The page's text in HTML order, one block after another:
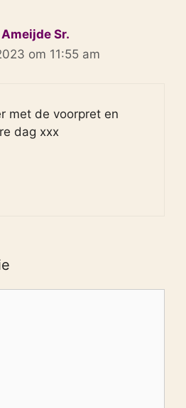
Sr.
om 11:55 am
met de voorpret en
dag xxx